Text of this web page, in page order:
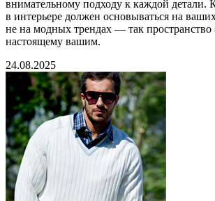
внимательному подходу к каждой
в интерьере должен основываться на
не на модных трендах — так пространство
настоящему вашим.
24.08.2025